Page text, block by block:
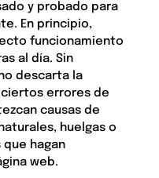
y probado para
En principio,
funcionamiento
al día. Sin
no descarta la
errores de
causas de
huelgas o
hagan
web.